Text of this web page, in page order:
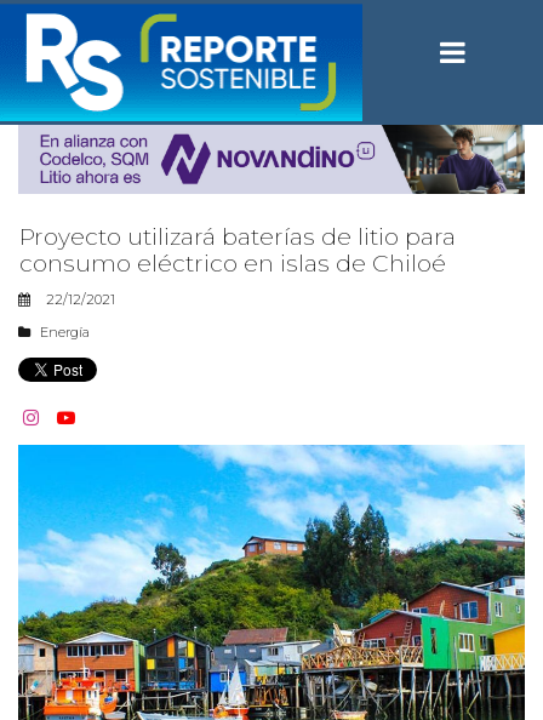
Proyecto utilizará baterías de litio para
consumo eléctrico en islas de Chiloé
22/12/2021
Energía
 